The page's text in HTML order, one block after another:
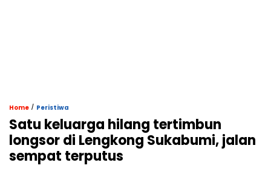
Home / Peristiwa
Satu keluarga hilang tertimbun
longsor di Lengkong Sukabumi, jalan
sempat terputus